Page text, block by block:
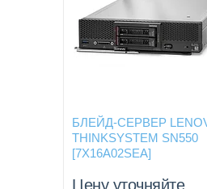
БЛЕЙД-СЕРВЕР
THINKSYSTEM SN550
[7X16A02SEA]
Цену уточняйте